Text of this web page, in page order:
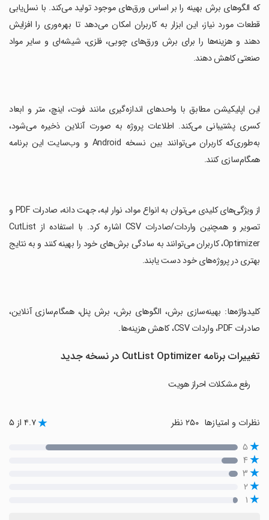
که الگوهای برش بهینه را بر اساس ورق‌های موجود تولید می‌کند. با نسل‌یابی
قطعات مورد نیاز، این ابزار به کاربران امکان می‌دهد تا بهره‌وری را افزایش
دهند و هزینه‌ها را برای برش ورق‌های چوبی، فلزی، شیشه‌ای و سایر مواد
صنعتی کاهش دهند.
‏این اپلیکیشن مطابق با واحدهای اندازه‌گیری مانند فوت، اینچ، متر و ابعاد
کسری پشتیبانی می‌کند. اطلاعات پروژه به صورت آنلاین ذخیره می‌شود،
به‌طوری‌که کاربران می‌توانند بین نسخه Android و وب‌سایت این برنامه
همگام‌سازی کنند.
‏از ویژگی‌های کلیدی می‌توان به انواع مواد، نوار لبه، جهت دانه، صادرات PDF و
تصویر و همچنین واردات/صادرات CSV اشاره کرد. با استفاده از CutList
Optimizer، کاربران می‌توانند به سادگی برش‌های خود را بهینه کنند و به نتایج
بهتری در پروژه‌های خود دست یابند.
‏کلیدواژه‌ها: بهینه‌سازی برش، الگوهای برش، برش پنل، همگام‌سازی آنلاین،
صادرات PDF، واردات CSV، کاهش هزینه‌ها.
تغییرات برنامه CutList Optimizer در نسخه جدید
رفع مشکلات احراز هویت
نظرات و امتیازها ۴.۷ از ۵
۵
۴
۳
۲
۱